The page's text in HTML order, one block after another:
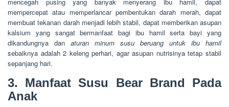
mempercepat atau memperlancar pembentukan darah merah, dapat
membuat tekanan darah menjadi lebih stabil, dapat memberikan asupan
kalsium yang sangat bermanfaat bagi ibu hamil serta bayi yang
dikandungnya dan aturan minum susu beruang untuk ibu hamil
sebaiknya adalah 2 keleng perhari, agar asupan nutrisinya tetap stabil
sepanjang hari.
3. Manfaat Susu Bear Brand Pada
Anak